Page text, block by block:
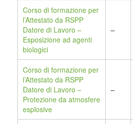
Corso di formazione per
l’Attestato da RSPP
Datore di Lavoro –
Esposizione ad agenti
biologici
–
Corso di formazione per
l’Attestato da RSPP
Datore di Lavoro –
Protezione da atmosfere
esplosive
–